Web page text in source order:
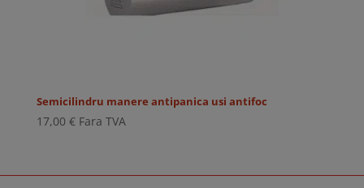
Semicilindru manere antipanica usi antifoc
17,00 € Fara TVA